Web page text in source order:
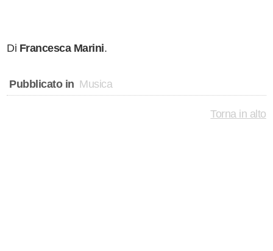
Di Francesca Marini.
Pubblicato in Musica
Torna in alto